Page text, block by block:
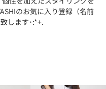
のお気に入り登録（名前
します･:*+.